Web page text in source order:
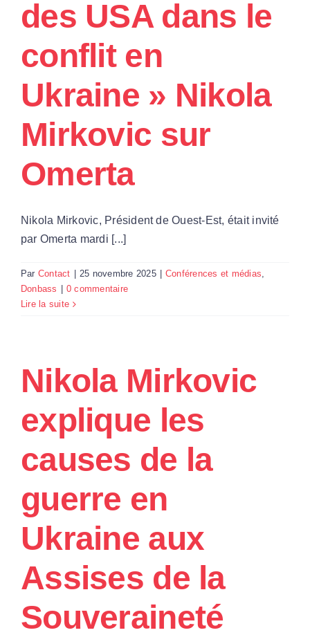
Par Région
Contact
des USA dans le
conflit en
Ukraine » Nikola
Mirkovic sur
Omerta
Nikola Mirkovic, Président de Ouest-Est, était invité
par Omerta mardi [...]
Par Contact 25 novembre 2025 Conférences et médias,
Donbass
0 commentaire
Lire la suite
Nikola Mirkovic
explique les
causes de la
guerre en
Ukraine aux
Assises de la
Souveraineté